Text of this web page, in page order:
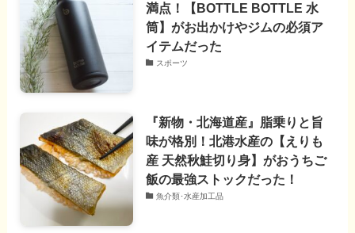
満点！【BOTTLE BOTTLE 水
筒】がお出かけやジムの必須ア
イテムだった
スポーツ
『新物・北海道産』脂乗りと旨
味が格別！北港水産の【えりも
産 天然秋鮭切り身】がおうちご
飯の最強ストックだった！
魚介類･水産加工品